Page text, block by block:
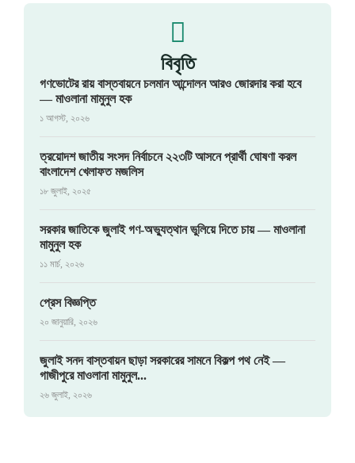
বিবৃতি
গণভোটের রায় বাস্তবায়নে চলমান আন্দোলন আরও জোরদার করা হবে
— মাওলানা মামুনুল হক
১ আগস্ট, ২০২৬
ত্রয়োদশ জাতীয় সংসদ নির্বাচনে ২২৩টি আসনে প্রার্থী ঘোষণা করল
বাংলাদেশ খেলাফত মজলিস
১৮ জুলাই, ২০২৫
সরকার জাতিকে জুলাই গণ-অভ্যুত্থান ভুলিয়ে দিতে চায় — মাওলানা
মামুনুল হক
১১ মার্চ, ২০২৬
প্রেস বিজ্ঞপ্তি
২০ জানুয়ারি, ২০২৬
জুলাই সনদ বাস্তবায়ন ছাড়া সরকারের সামনে বিকল্প পথ নেই —
গাজীপুরে মাওলানা মামুনুল...
২৬ জুলাই, ২০২৬